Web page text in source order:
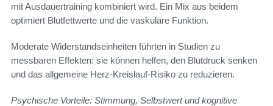
mit Ausdauertraining kombiniert wird. Ein Mix aus beidem
optimiert Blutfettwerte und die vaskuläre Funktion.
Moderate Widerstandseinheiten führten in Studien zu
messbaren Effekten: sie können helfen, den Blutdruck senken
und das allgemeine Herz-Kreislauf-Risiko zu reduzieren.
Psychische Vorteile: Stimmung, Selbstwert und kognitive